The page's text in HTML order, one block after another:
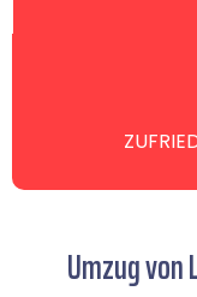
Umzug von